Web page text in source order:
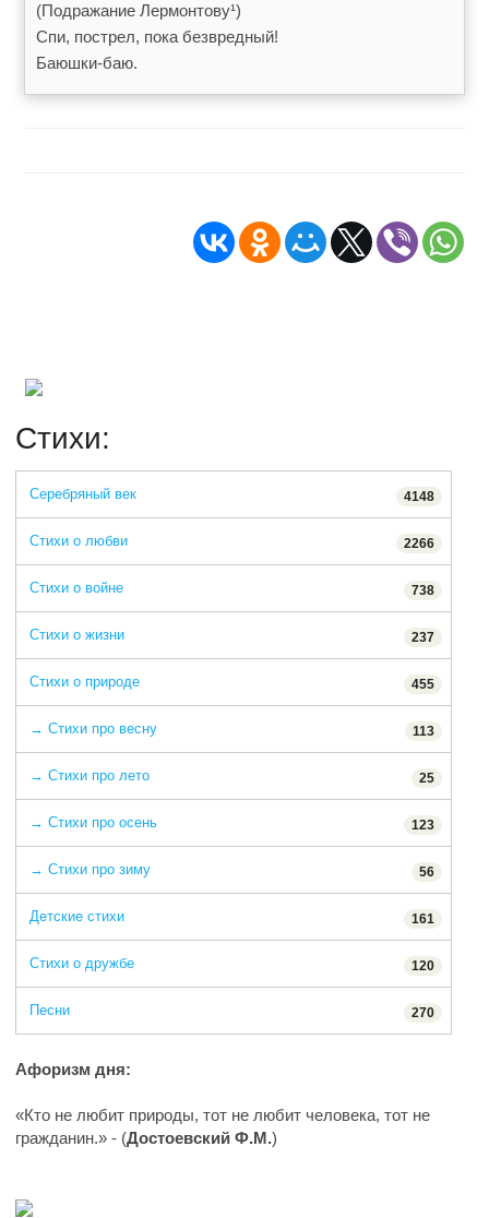
(Подражание Лермонтову¹)
Спи, пострел, пока безвредный!
Баюшки-баю.
Стихи:
4148
Серебряный век
2266
Стихи о любви
738
Стихи о войне
237
Стихи о жизни
455
Стихи о природе
113
→ Стихи про весну
25
→ Стихи про лето
123
→ Стихи про осень
56
→ Стихи про зиму
161
Детские стихи
120
Стихи о дружбе
270
Песни
Афоризм дня:
«Кто не любит природы, тот не любит человека, тот не
гражданин.» - (Достоевский Ф.М.)